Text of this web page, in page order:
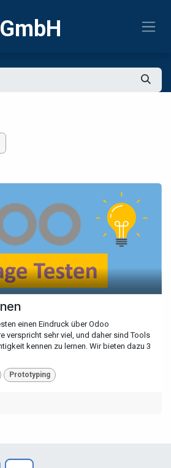
einen Eindruck über Odoo
verspricht sehr viel, und daher sind Tools
kennen zu lernen. Wir bieten dazu 3
Prototyping